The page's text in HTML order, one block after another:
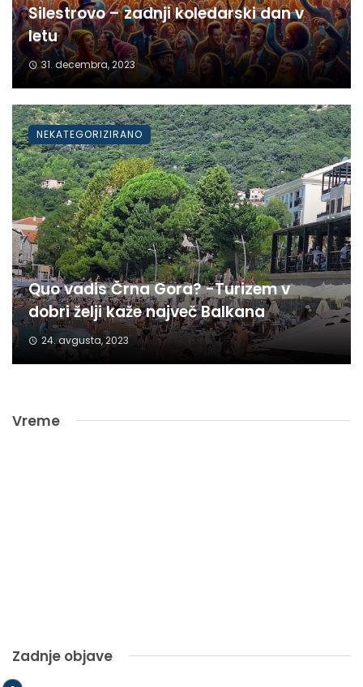
Silestrovo – zadnji koledarski dan v
letu
31. decembra, 2023
Quo vadis Črna Gora? -Turizem v
dobri želji kaže največ Balkana
24. avgusta, 2023
NEKATEGORIZIRANO
Vreme
Zadnje objave